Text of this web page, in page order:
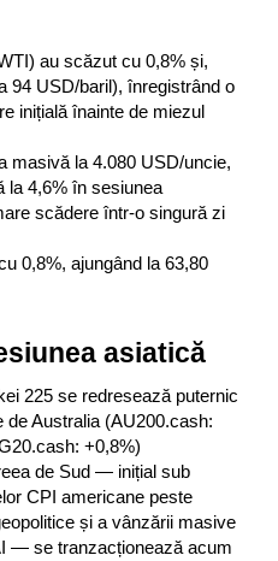
au scăzut cu 0,8% și,
94 USD/baril), înregistrând o
inițială înainte de miezul
masivă la 4.080 USD/uncie,
la 4,6% în sesiunea
scădere într-o singură zi
0,8%, ajungând la 63,80
asiatică
225 se redresează puternic
de Australia (AU200.cash:
+0,8%)
de Sud — inițial sub
CPI americane peste
și a vânzării masive
— se tranzacționează acum